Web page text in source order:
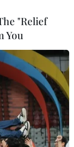
"Relief
You